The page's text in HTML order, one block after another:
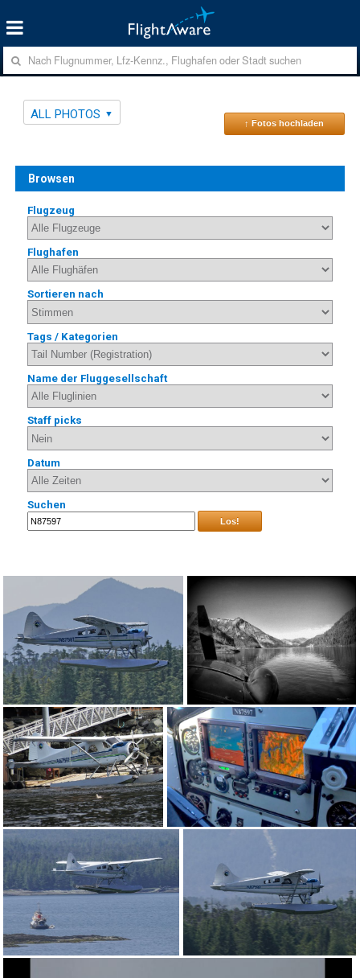
ALL PHOTOS
↑ Fotos hochladen
Browsen
Flugzeug
Flughafen
Sortieren nach
Tags / Kategorien
Name der Fluggesellschaft
Staff picks
Datum
Suchen
Los!